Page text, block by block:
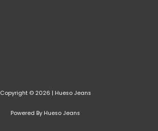
Copyright © 2026 | Hueso Jeans
Powered By Hueso Jeans